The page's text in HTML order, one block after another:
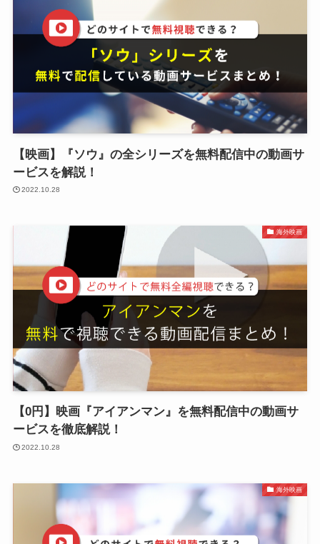
【映画】『ソウ』の全シリーズを無料配信中の動画サ
ービスを解説！
2022.10.28
海外映画
【0円】映画『アイアンマン』を無料配信中の動画サ
ービスを徹底解説！
2022.10.28
海外映画